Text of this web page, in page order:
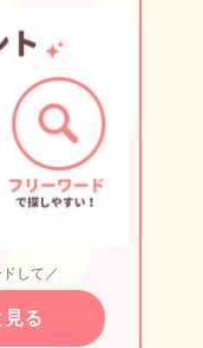
して／
る